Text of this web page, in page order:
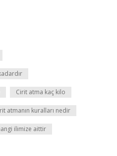
Cirit atma kaç kilo
atmanın kuralları nedir
ilimize aittir